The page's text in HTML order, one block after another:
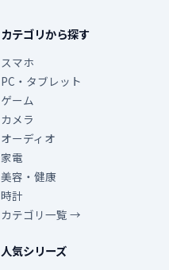
カテゴリから探す
スマホ
PC・タブレット
ゲーム
カメラ
オーディオ
家電
美容・健康
時計
カテゴリ一覧 →
人気シリーズ